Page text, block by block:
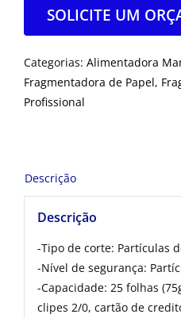
SOLICITE UM
Categorias: Alimentadora
Fragmentadora de Papel,
Profissional
Descrição
Descrição
-Tipo de corte: Partículas
-Nível de segurança:
-Capacidade: 25 folhas
clipes 2/0, cartão de